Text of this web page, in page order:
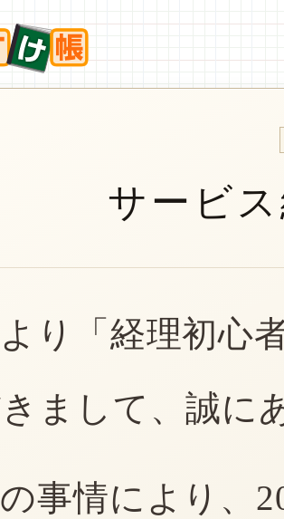
サービ
り「経理初心
まして、誠に
事情により、